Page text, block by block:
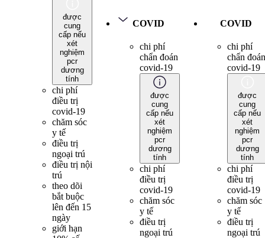
được
cung
cấp nếu
xét
nghiệm
pcr
dương
tính
chi phí
điều trị
covid-19
chăm sóc
y tế
điều trị
ngoại trú
điều trị nội
trú
theo dõi
bắt buộc
lên đến 15
ngày
giới hạn
COVID
chi phí
chẩn đoán
covid-19
được
cung
cấp nếu
xét
nghiệm
pcr
dương
tính
chi phí
điều trị
covid-19
chăm sóc
y tế
điều trị
ngoại trú
COVID
chi phí
chẩn đoán
covid-19
được
cung
cấp nếu
xét
nghiệm
pcr
dương
tính
chi phí
điều trị
covid-19
chăm sóc
y tế
điều trị
ngoại trú